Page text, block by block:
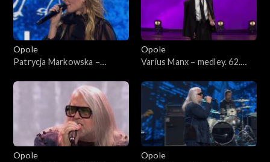
Opole
Patrycja Markowska –
62. KFPP: Koncert
„SuperJedynki”
Opole
Varius Manx – medley. 62.
„SuperJedynki”
Opole
Opole